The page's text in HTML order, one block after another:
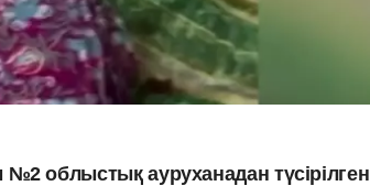
облыстық ауруханадан түсірілген